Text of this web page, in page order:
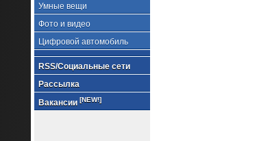
Умные вещи
Фото и видео
Цифровой автомобиль
RSS/Социальные сети
Рассылка
Вакансии [NEW!]